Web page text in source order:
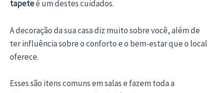
tapeteé um destes cuidados.
A decoração da sua casa diz muito sobre você, além de
ter influência sobre o conforto e o bem-estar que o local
oferece.
Esses são itens comuns em salas e fazem toda a